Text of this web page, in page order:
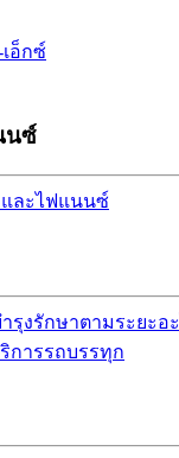
อ็กซ์
นซ์
ละไฟแนนซ์
รุงรักษาตามระยะอ
การรถบรรทุก